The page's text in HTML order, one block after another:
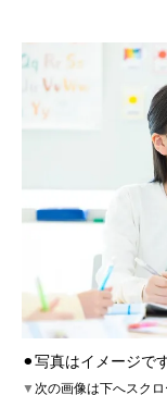
⚫︎写真はイメージ
▼次の画像は下へスク